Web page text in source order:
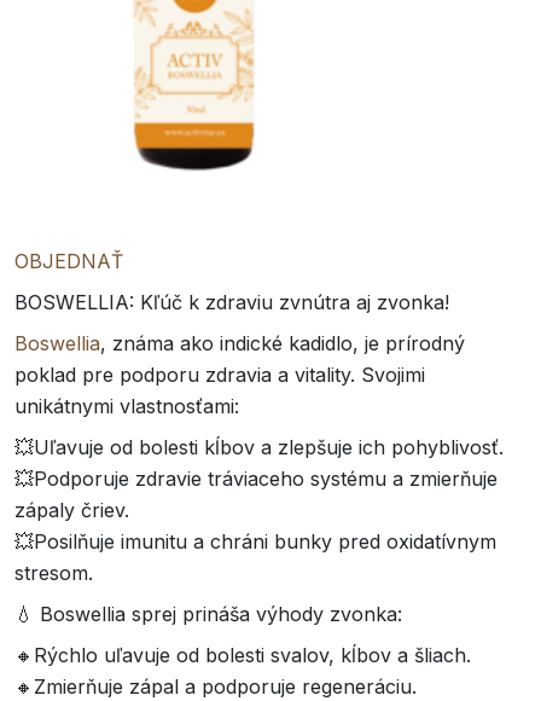
OBJEDNAŤ
BOSWELLIA: Kľúč k zdraviu zvnútra aj zvonka!
Boswellia, známa ako indické kadidlo, je prírodný
poklad pre podporu zdravia a vitality. Svojimi
unikátnymi vlastnosťami:
💥Uľavuje od bolesti kĺbov a zlepšuje ich pohyblivosť.
💥Podporuje zdravie tráviaceho systému a zmierňuje
zápaly čriev.
💥Posilňuje imunitu a chráni bunky pred oxidatívnym
stresom.
💧 Boswellia sprej prináša výhody zvonka:
🔸️Rýchlo uľavuje od bolesti svalov, kĺbov a šliach.
🔸️Zmierňuje zápal a podporuje regeneráciu.